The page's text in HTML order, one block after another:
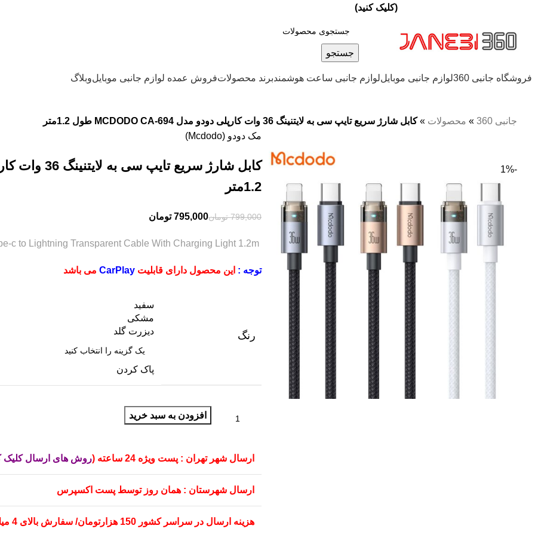
(کليک کنيد)
جستجو
فروشگاه جانبی 360 لوازم جانبی موبایللوازم جانبی ساعت هوشمندبرند محصولاتفروش عمده لوازم جانبی موبایلوبلاگ
جانبی 360 » محصولات »کابل شارژ سریع تایپ سی به لایتنینگ 36 وات کارپلی دودو مدل MCDODO CA-694 طول 1.2متر
-1%
مک دودو (Mcdodo)
1.2متر
799,000 تومان795,000 تومان
توجه : این محصول دارای قابلیت CarPlay می باشد
رنگ
سفید
مشکی
دیزرت گلد
پاک کردن
افزودن به سبد خرید
ارسال شهر تهران : پست ویژه 24 ساعته ( روش های ارسال کلیک
ارسال شهرستان : همان روز توسط پست اکسپرس
هزینه ارسال در سراسر کشور 150 هزارتومان/ سفارش بالای 4 میلیون تومان هزینه ارسال رایگان